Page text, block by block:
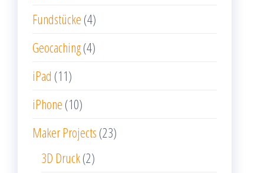
Fundstücke (4)
Geocaching(4)
iPad (11)
iPhone (10)
Maker Projects (23)
3D Druck(2)